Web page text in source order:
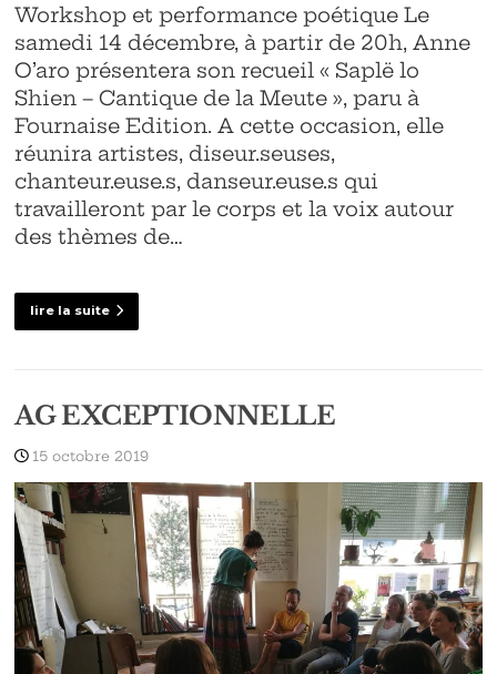
Workshop et performance poétique Le
samedi 14 décembre, à partir de 20h, Anne
O’aro présentera son recueil « Saplë lo
Shien – Cantique de la Meute », paru à
Fournaise Edition. A cette occasion, elle
réunira artistes, diseur.seuses,
chanteur.euse.s, danseur.euse.s qui
travailleront par le corps et la voix autour
des thèmes de…
lire la suite
AG EXCEPTIONNELLE
15 octobre 2019